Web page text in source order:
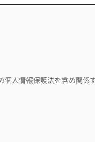
人情報保護法を含め関係